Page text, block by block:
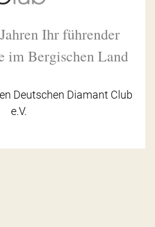
Ihr führender
im Bergischen Land
Deutschen Diamant Club
e.V.